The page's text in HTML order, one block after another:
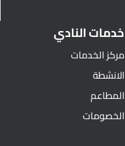
خدمات النادي
مركز الخدمات
الانشطة
المطاعم
الخصومات